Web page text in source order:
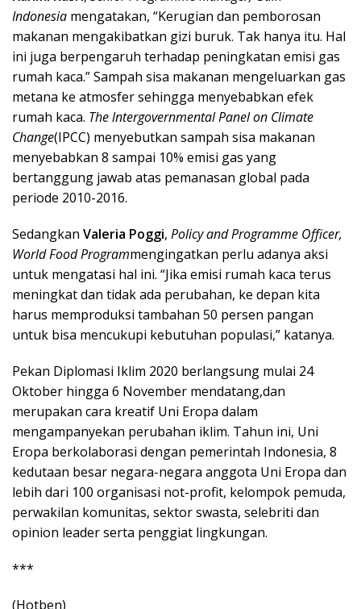
Indonesia mengatakan, “Kerugian dan pemborosan
makanan mengakibatkan gizi buruk. Tak hanya itu. Hal
ini juga berpengaruh terhadap peningkatan emisi gas
rumah kaca.” Sampah sisa makanan mengeluarkan gas
metana ke atmosfer sehingga menyebabkan efek
rumah kaca. The lntergovernmental Panel on Climate
Change(IPCC) menyebutkan sampah sisa makanan
menyebabkan 8 sampai 10% emisi gas yang
bertanggung jawab atas pemanasan global pada
periode 2010-2016.
Sedangkan Valeria Poggi, Policy and Programme Officer,
World Food Programmengingatkan perlu adanya aksi
untuk mengatasi hal ini. “Jika emisi rumah kaca terus
meningkat dan tidak ada perubahan, ke depan kita
harus memproduksi tambahan 50 persen pangan
untuk bisa mencukupi kebutuhan populasi,” katanya.
Pekan Diplomasi Iklim 2020 berlangsung mulai 24
Oktober hingga 6 November mendatang,dan
merupakan cara kreatif Uni Eropa dalam
mengampanyekan perubahan iklim. Tahun ini, Uni
Eropa berkolaborasi dengan pemerintah Indonesia, 8
kedutaan besar negara-negara anggota Uni Eropa dan
lebih dari 100 organisasi not-profit, kelompok pemuda,
perwakilan komunitas, sektor swasta, selebriti dan
opinion leader serta penggiat lingkungan.
***
(Hotben)